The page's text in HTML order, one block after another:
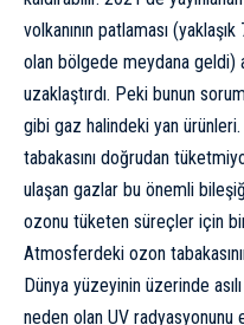
volkanının patlaması
olan bölgede meydana
uzaklaştırdı. Peki bunun
gibi gaz halindeki yan
tabakasını doğrudan
ulaşan gazlar bu önemli
ozonu tüketen süreçler için
Atmosferdeki ozon
Dünya yüzeyinin üzerinde
neden olan UV radyasyonunu